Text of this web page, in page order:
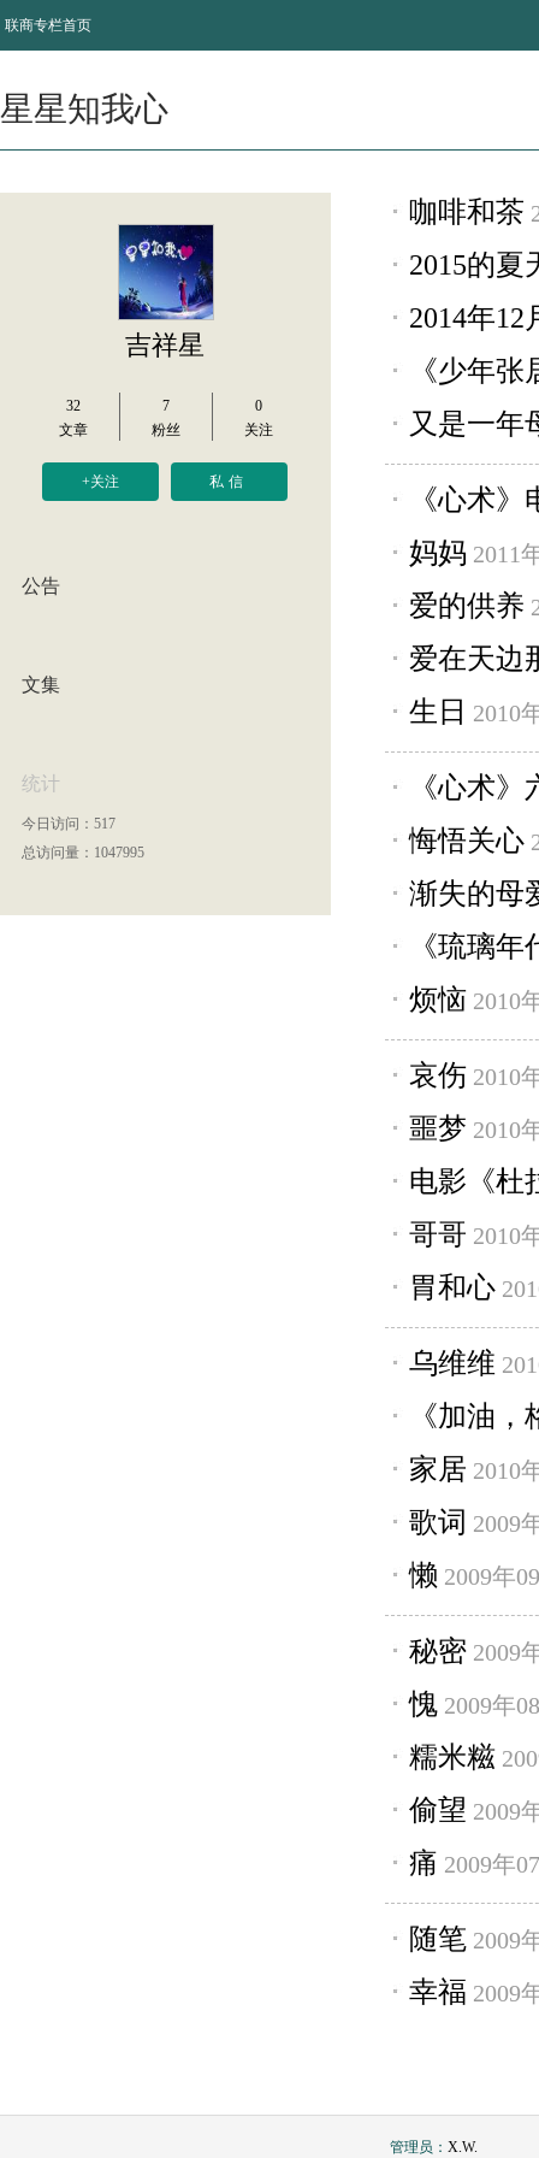
联商专栏首页
星星知我心
吉祥星
32
文章
7
粉丝
0
关注
+关注 私信
公告
文集
统计
今日访问：517
总访问量：1047995
咖啡和茶
2015的夏
2014年12
《少年
又是一年
《心术》
妈妈 2011
爱的供养
爱在天边
生日 2010
《心术》
悔悟关心
渐失的母
《琉璃
烦恼 2010
哀伤 2010
噩梦 2010
电影《杜
哥哥 2010
胃和心
乌维维
《加油
家居 2010
歌词 2009
懒 2009年
秘密 2009
愧 2009年
糯米糍
偷望 2009
痛 2009年
随笔 2009
幸福 2009
管理员： X.W.